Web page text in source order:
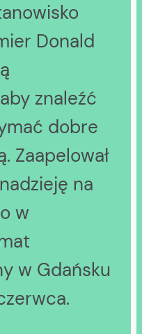
Donald
znaleźć
dobre
Zaapelował
na
w
w Gdańsku